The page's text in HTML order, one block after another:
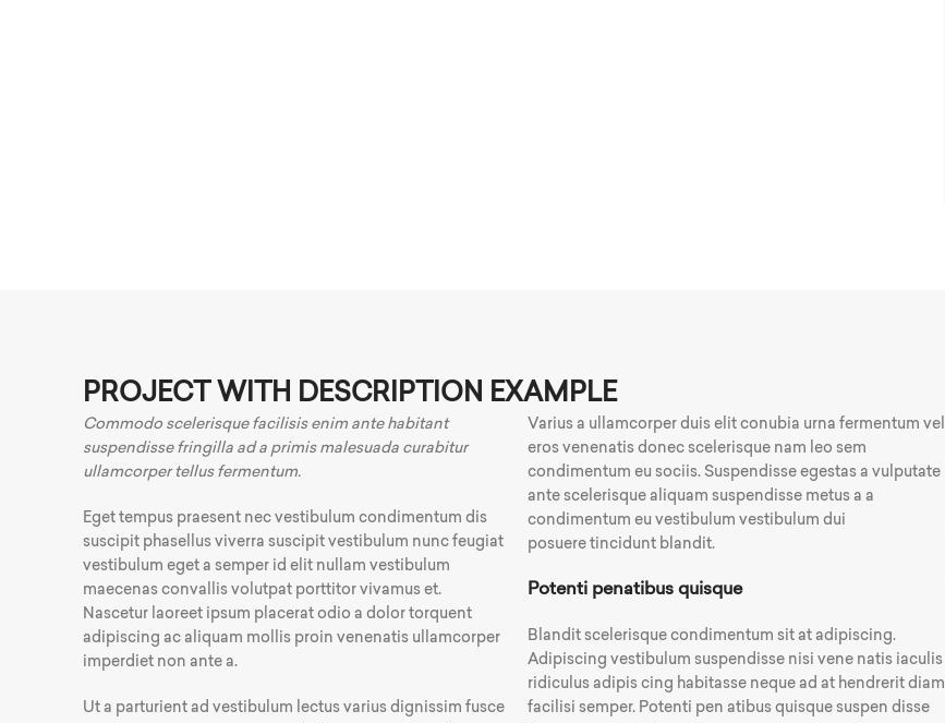
PROJECT WITH DESCRIPTION EXAMPLE
Commodo scelerisque facilisis enim ante habitant
suspendisse fringilla ad a primis malesuada curabitur
ullamcorper tellus fermentum.
Eget tempus praesent nec vestibulum condimentum dis
suscipit phasellus viverra suscipit vestibulum nunc feugiat
vestibulum eget a semper id elit nullam vestibulum
maecenas convallis volutpat porttitor vivamus et.
Nascetur laoreet ipsum placerat odio a dolor torquent
adipiscing ac aliquam mollis proin venenatis ullamcorper
imperdiet non ante a.
Ut a parturient ad vestibulum lectus varius dignissim fusce
Varius a ullamcorper duis elit conubia urna fermentum vel
eros venenatis donec scelerisque nam leo sem
condimentum eu sociis. Suspendisse egestas a vulputate
ante scelerisque aliquam suspendisse metus a a
condimentum eu vestibulum vestibulum dui
posuere tincidunt blandit.
Potenti penatibus quisque
Blandit scelerisque condimentum sit at adipiscing.
Adipiscing vestibulum suspendisse nisi vene natis iaculis
ridiculus adipis cing habitasse neque ad at hendrerit diam
facilisi semper. Potenti pen atibus quisque suspen disse